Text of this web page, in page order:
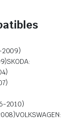
2009)
2010)